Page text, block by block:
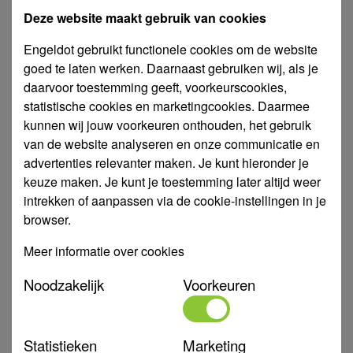
Art. Nr.
930554
Type
EUROINOX 30/50 m + Control D
Aansluiting
DNA 1" DNM 1"
Toepassing
Zelfaanzuigende centrifugaalpomp
Uitvoering
Pomp met control
Max. capaciteit
4,8 m³/uur
Min. capaciteit
0,6 m³/uur
Ampère
3,9 A
Kw
Materiaal
Pomphuis: RVS
Merk
Electropomp
Deze website maakt gebruik van cookies
Engeldot gebruikt functionele cookies om de website
goed te laten werken. Daarnaast gebruiken wij, als je
daarvoor toestemming geeft, voorkeurscookies,
statistische cookies en marketingcookies. Daarmee
kunnen wij jouw voorkeuren onthouden, het gebruik
van de website analyseren en onze communicatie en
advertenties relevanter maken. Je kunt hieronder je
keuze maken. Je kunt je toestemming later altijd weer
intrekken of aanpassen via de cookie-instellingen in je
browser.
Meer informatie over cookies
Noodzakelijk Voorkeuren
Statistieken Marketing